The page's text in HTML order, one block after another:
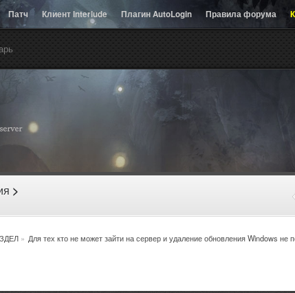
Патч Клиент Interlude Плагин AutoLogin Правила форума
>
» Для тех кто не может зайти на сервер и удаление обновления Windows не